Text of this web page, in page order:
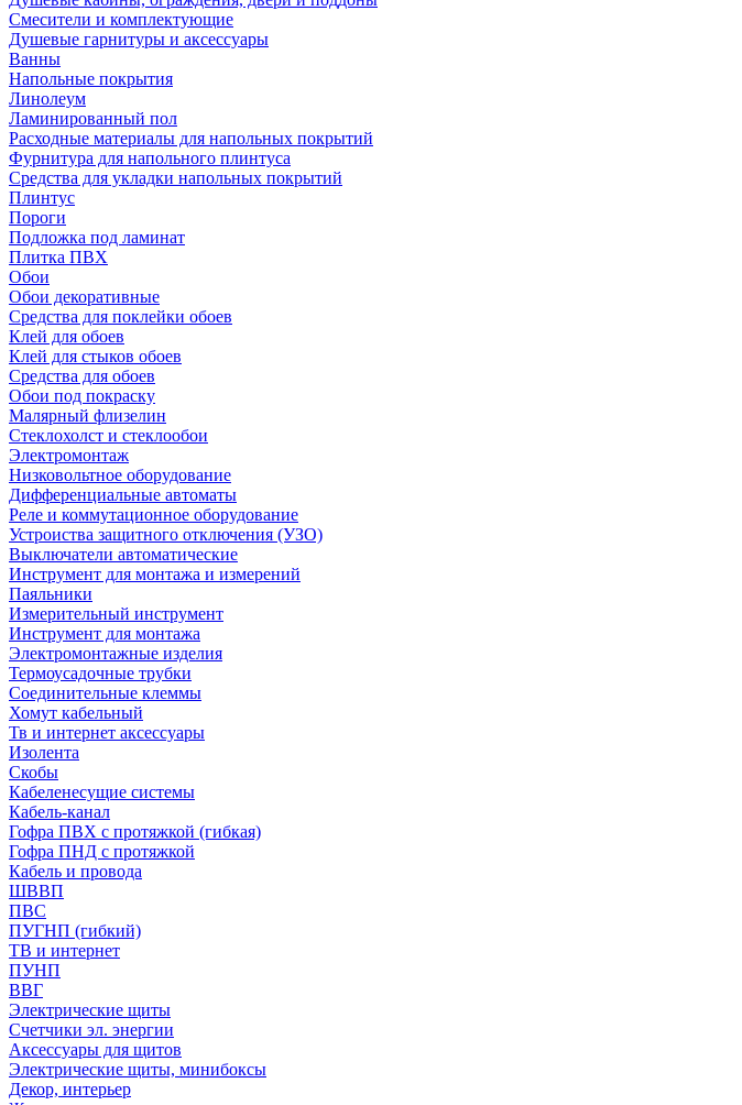
Смесители и комплектующие
Душевые гарнитуры и аксессуары
Ванны
Напольные покрытия
Линолеум
Ламинированный пол
Расходные материалы для напольных покрытий
Фурнитура для напольного плинтуса
Средства для укладки напольных покрытий
Плинтус
Пороги
Подложка под ламинат
Плитка ПВХ
Обои
Обои декоративные
Средства для поклейки обоев
Клей для обоев
Клей для стыков обоев
Средства для обоев
Обои под покраску
Малярный флизелин
Стеклохолст и стеклообои
Электромонтаж
Низковольтное оборудование
Дифференциальные автоматы
Реле и коммутационное оборудование
Устроиства защитного отключения (УЗО)
Выключатели автоматические
Инструмент для монтажа и измерений
Паяльники
Измерительный инструмент
Инструмент для монтажа
Электромонтажные изделия
Термоусадочные трубки
Соединительные клеммы
Хомут кабельный
Тв и интернет аксессуары
Изолента
Скобы
Кабеленесущие системы
Кабель-канал
Гофра ПВХ с протяжкой (гибкая)
Гофра ПНД с протяжкой
Кабель и провода
ШВВП
ПВС
ПУГНП (гибкий)
ТВ и интернет
ПУНП
ВВГ
Электрические щиты
Счетчики эл. энергии
Аксессуары для щитов
Электрические щиты, минибоксы
Декор, интерьер